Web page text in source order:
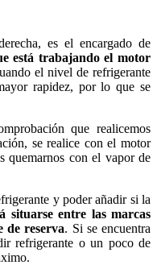
es el encargado de
está trabajando el motor
el nivel de refrigerante
rapidez, por lo que se
que realicemos
se realice con el motor
quemarnos con el vapor de
y poder añadir si la
situarse entre las marcas
reserva. Si se encuentra
refrigerante o un poco de